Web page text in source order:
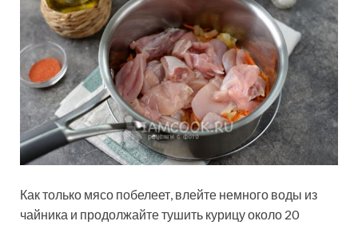
Как только мясо побелеет, влейте немного воды из
чайника и продолжайте тушить курицу около 20